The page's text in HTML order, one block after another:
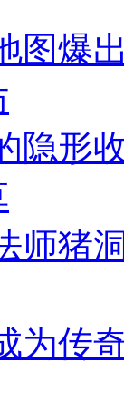
图爆
隐形
师猪
为传